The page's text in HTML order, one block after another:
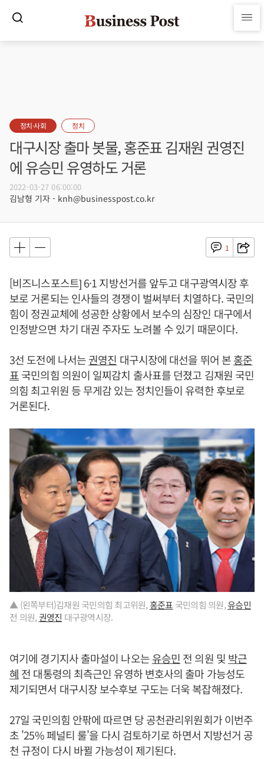
정치·사회 정치
대구시장 출마 봇물, 홍준표 김재원 권영진
에 유승민 유영하도 거론
2022-03-27 06:00:00
김남형 기자 - knh@businesspost.co.kr
1
[비즈니스포스트] 6·1 지방선거를 앞두고 대구광역시장 후
보로 거론되는 인사들의 경쟁이 벌써부터 치열하다. 국민의
힘이 정권교체에 성공한 상황에서 보수의 심장인 대구에서
인정받으면 차기 대권 주자도 노려볼 수 있기 때문이다.
3선 도전에 나서는권영진 대구시장에 대선을 뛰어 본홍준
표국민의힘 의원이 일찌감치 출사표를 던졌고 김재원 국민
의힘 최고위원 등 무게감 있는 정치인들이 유력한 후보로
거론된다.
▲ (왼쪽부터)김재원 국민의힘 최고위원,홍준표 국민의힘 의원,유승민
전 의원,권영진 대구광역시장.
여기에 경기지사 출마설이 나오는유승민 전 의원 및 박근
혜 전 대통령의 최측근인 유영하 변호사의 출마 가능성도
제기되면서 대구시장 보수후보 구도는 더욱 복잡해졌다.
27일 국민의힘 안팎에 따르면 당 공천관리위원회가 이번주
초 '25% 페널티 룰'을 다시 검토하기로 하면서 지방선거 공
천 규정이 다시 바뀔 가능성이 제기된다.